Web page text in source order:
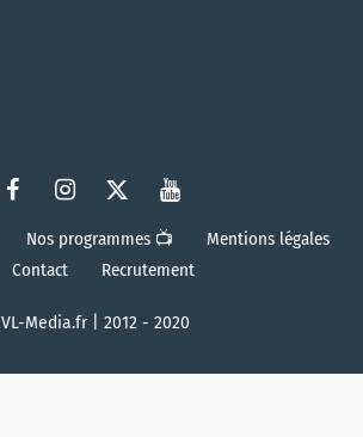
Nos programmes 📺
Mentions légales
Contact
Recrutement
VL-Media.fr | 2012 - 2020